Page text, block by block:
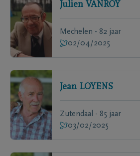
Julien VANROY
Mechelen - 82 jaar
02/04/2025
Jean LOYENS
Zutendaal - 85 jaar
03/02/2025